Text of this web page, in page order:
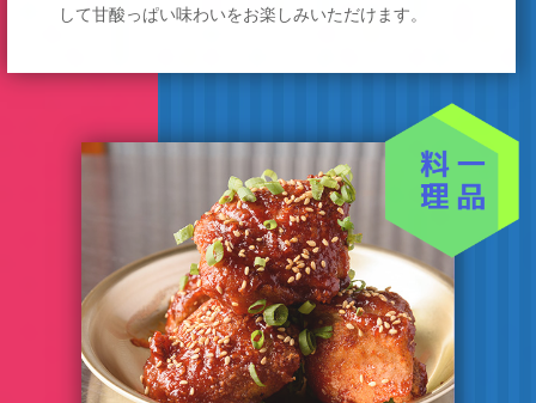
して甘酸っぱい味わいをお楽しみいただけます。